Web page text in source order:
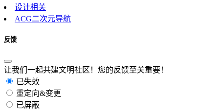
学术资源
设计相关
ACG二次元导航
反馈
让我们一起共建文明社区！您的反馈至关重要！
已失效
重定向&变更
已屏蔽